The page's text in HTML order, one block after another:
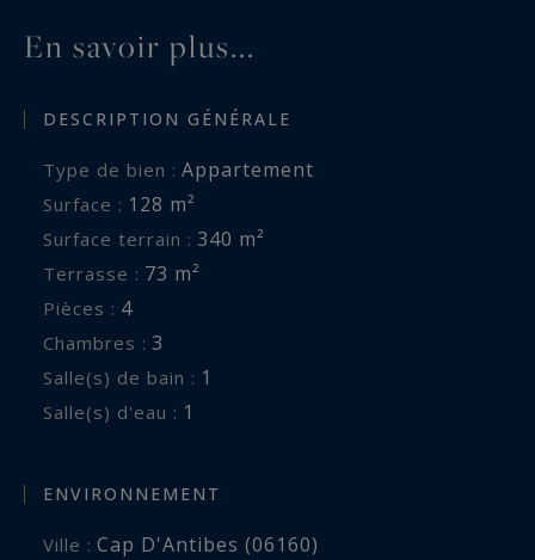
ce bien aux prestations particulièrement
Côte d’Azur Sotheby’s International Realty, votre
d’informations ou organiser une visite privée.
Les informations sur les risques auxquels ce
bien est exposé sont disponibles sur :
www.georisques.gouv.fr
En savoir plus...
DESCRIPTION GÉNÉRALE
Type de bien : Appartement
Surface : 128 m²
Surface terrain : 340 m²
Terrasse : 73 m²
Pièces : 4
Chambres : 3
Salle(s) de bain : 1
Salle(s) d'eau : 1
ENVIRONNEMENT
Ville : Cap D'Antibes (06160)